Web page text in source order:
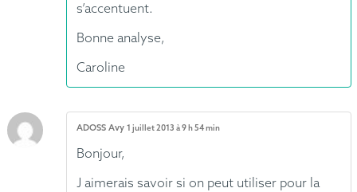
s’accentuent.
Bonne analyse,
Caroline
ADOSS Avy 1 juillet 2013 à 9 h 54 min
Bonjour,
J aimerais savoir si on peut utiliser pour la